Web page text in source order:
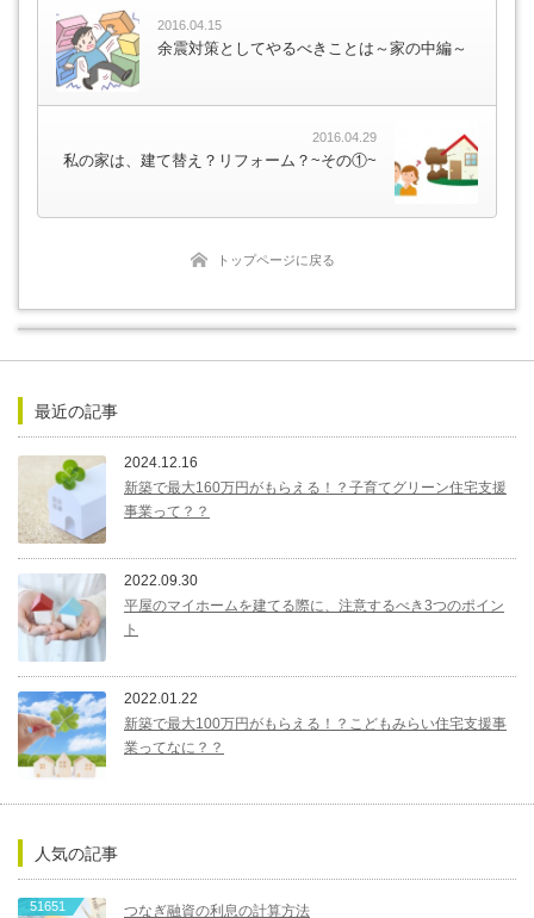
2016.04.15
余震対策としてやるべきことは～家の中編～
2016.04.29
私の家は、建て替え？リフォーム？~その①~
トップページに戻る
最近の記事
2024.12.16
新築で最大160万円がもらえる！？子育てグリーン住宅支援
事業って？？
2022.09.30
平屋のマイホームを建てる際に、注意するべき3つのポイン
ト
2022.01.22
新築で最大100万円がもらえる！？こどもみらい住宅支援事
業ってなに？？
人気の記事
51651 つなぎ融資の利息の計算方法